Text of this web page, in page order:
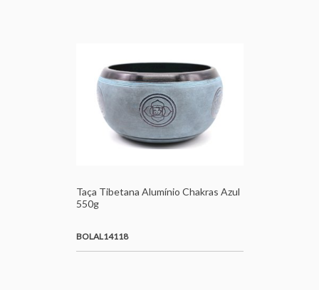
Taça Tibetana Alumínio Chakras Azul
550g
BOLAL14118